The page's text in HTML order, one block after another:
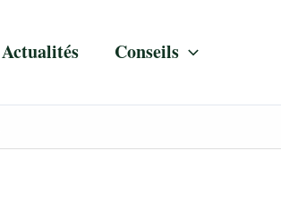
Actualités Conseils